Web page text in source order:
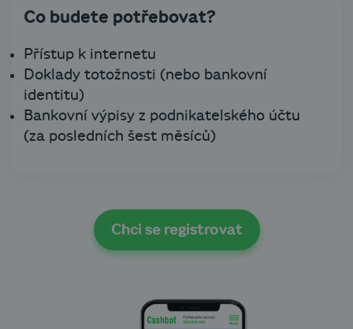
Co budete potřebovat?
Přístup k internetu
Doklady totožnosti (nebo bankovní
identitu)
Bankovní výpisy z podnikatelského účtu
(za posledních šest měsíců)
Chci se registrovat